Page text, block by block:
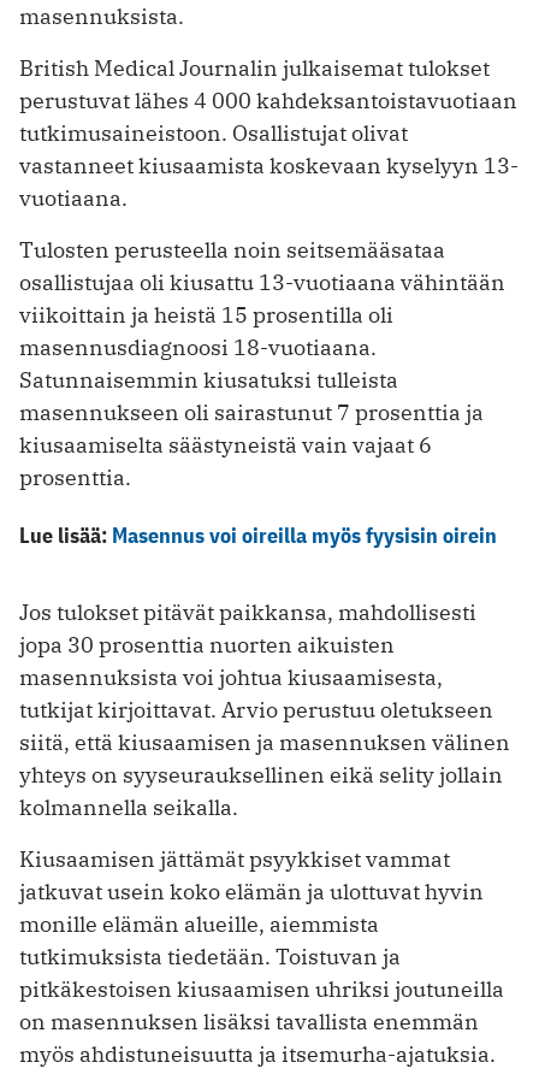
masennuksista.
British Medical Journalin julkaisemat tulokset
perustuvat lähes 4 000 kahdeksantoistavuotiaan
tutkimusaineistoon. Osallistujat olivat
vastanneet kiusaamista koskevaan kyselyyn 13-
vuotiaana.
Tulosten perusteella noin seitsemääsataa
osallistujaa oli kiusattu 13-vuotiaana vähintään
viikoittain ja heistä 15 prosentilla oli
masennusdiagnoosi 18-vuotiaana.
Satunnaisemmin kiusatuksi tulleista
masennukseen oli sairastunut 7 prosenttia ja
kiusaamiselta säästyneistä vain vajaat 6
prosenttia.
Lue lisää: Masennus voi oireilla myös fyysisin oirein
Jos tulokset pitävät paikkansa, mahdollisesti
jopa 30 prosenttia nuorten aikuisten
masennuksista voi johtua kiusaamisesta,
tutkijat kirjoittavat. Arvio perustuu oletukseen
siitä, että kiusaamisen ja masennuksen välinen
yhteys on syyseurauksellinen eikä selity jollain
kolmannella seikalla.
Kiusaamisen jättämät psyykkiset vammat
jatkuvat usein koko elämän ja ulottuvat hyvin
monille elämän alueille, aiemmista
tutkimuksista tiedetään. Toistuvan ja
pitkäkestoisen kiusaamisen uhriksi joutuneilla
on masennuksen lisäksi tavallista enemmän
myös ahdistuneisuutta ja itsemurha-ajatuksia.